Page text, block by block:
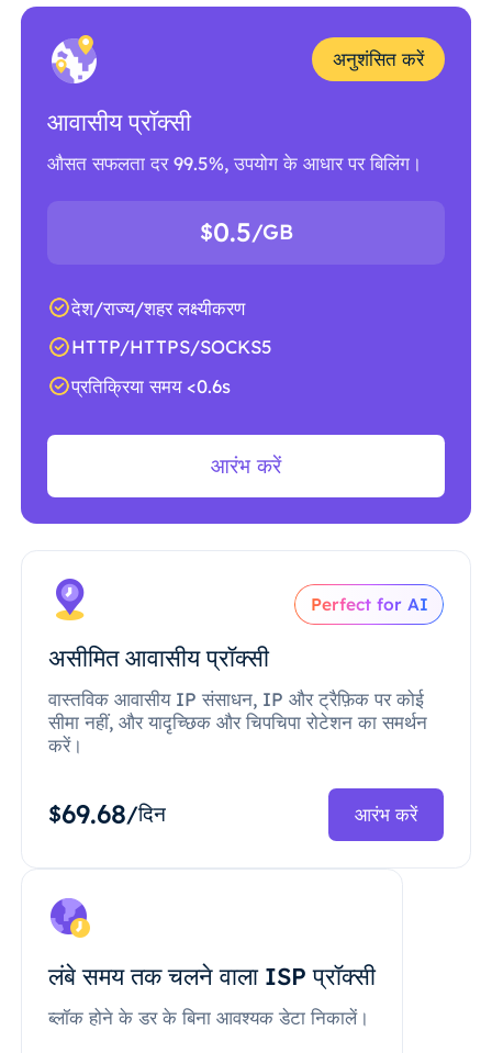
अनुशंसित करें
आवासीय प्रॉक्सी
औसत सफलता दर 99.5%, उपयोग के आधार पर बिलिंग।
$0.5/GB
देश/राज्य/शहर लक्ष्यीकरण
HTTP/HTTPS/SOCKS5
प्रतिक्रिया समय <0.6s
आरंभ करें
Perfect for AI
असीमित आवासीय प्रॉक्सी
वास्तविक आवासीय IP संसाधन, IP और ट्रैफ़िक पर कोई
सीमा नहीं, और यादृच्छिक और चिपचिपा रोटेशन का समर्थन
करें।
$69.68/दिन आरंभ करें
लंबे समय तक चलने वाला ISP प्रॉक्सी
ब्लॉक होने के डर के बिना आवश्यक डेटा निकालें।